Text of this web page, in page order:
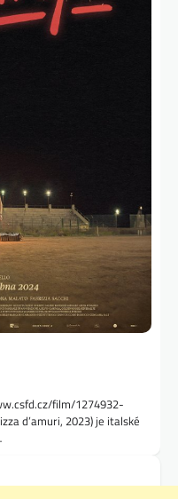
film/1274932-
d’amuri, 2023) je italské